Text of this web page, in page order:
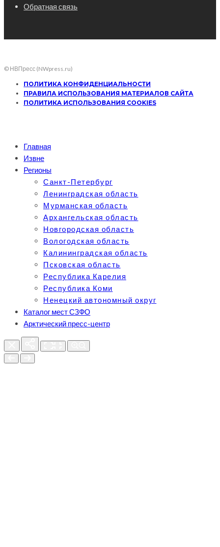
Обратная связь
© НВПресс (NWpress.ru)
ПОЛИТИКА КОНФИДЕНЦИАЛЬНОСТИ
ПРАВИЛА ИСПОЛЬЗОВАНИЯ МАТЕРИАЛОВ САЙТА
ПОЛИТИКА ИСПОЛЬЗОВАНИЯ COOKIES
Главная
Извне
Регионы
Санкт-Петербург
Ленинградская область
Мурманская область
Архангельская область
Новгородская область
Вологодская область
Калининградская область
Псковская область
Республика Карелия
Республика Коми
Ненецкий автономный округ
Каталог мест СЗФО
Арктический пресс-центр